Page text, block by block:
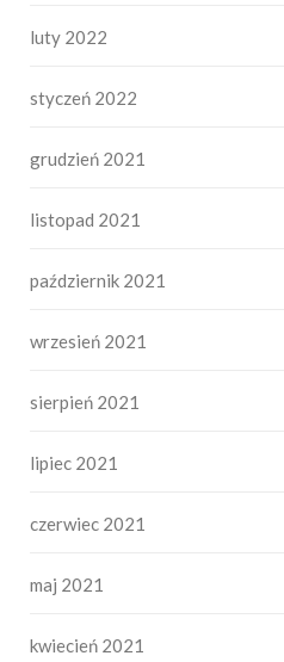
luty 2022
styczeń 2022
grudzień 2021
listopad 2021
październik 2021
wrzesień 2021
sierpień 2021
lipiec 2021
czerwiec 2021
maj 2021
kwiecień 2021